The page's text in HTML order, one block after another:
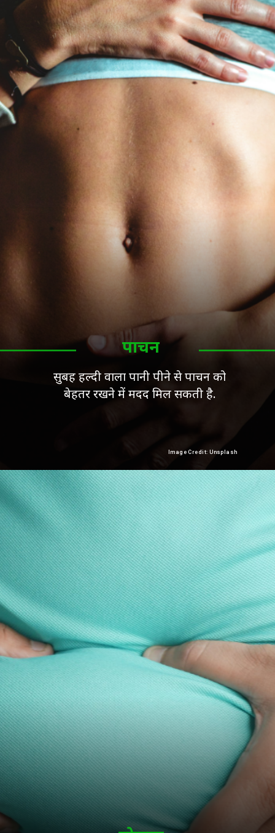
सुबह हल्दी वाला पानी पीने से पाचन को
बेहतर रखने में मदद मिल सकती है.
पाचन
Image Credit: Unsplash